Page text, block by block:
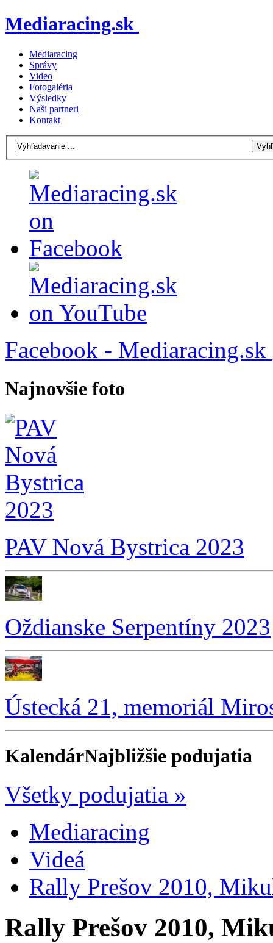
Mediaracing.sk
Mediaracing
Správy
Video
Fotogaléria
Výsledky
Naši partneri
Kontakt
Facebook - Mediaracing.sk
Najnovšie foto
PAV Nová Bystrica 2023
Oždianske Serpentíny 2023
Ústecká 21, memoriál
KalendárNajbližšie podujatia
Všetky podujatia »
Mediaracing
Videá
Rally Prešov 2010,
Rally Prešov 2010,